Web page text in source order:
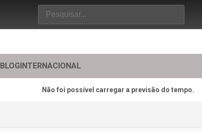
BLOGINTERNACIONAL
Não foi possível carregar a previsão do tempo.